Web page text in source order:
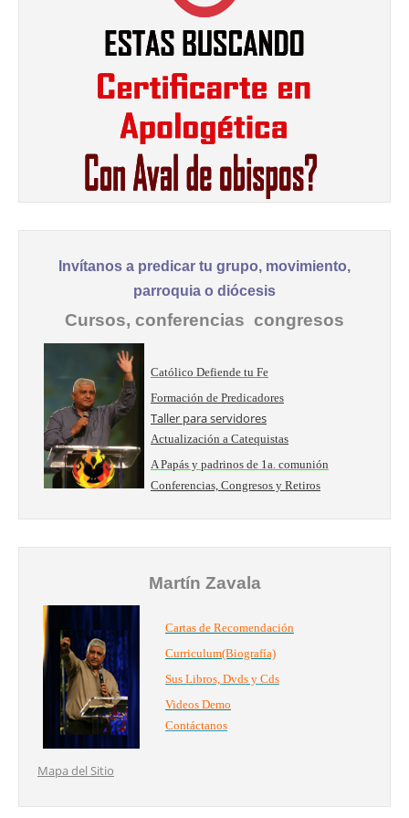
Invítanos a predicar tu grupo, movimiento,
parroquia o diócesis
Cursos, conferencias congresos
Católico Defiende tu Fe
Formación de Predicadores
Taller para servidores
Actualización a Catequistas
A Papás y padrinos de 1a. comunión
Conferencias, Congresos y Retiros
Martín Zavala
Cartas de Recomendación
Curriculum(Biografía)
Sus Libros, Dvds y Cds
Videos Demo
Contáctanos
Mapa del Sitio